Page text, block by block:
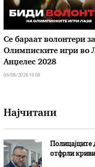
Се бараат волонтери за
Олимписките игри во
Анџелес 2028
06/08/2026 19:08
Најчитани
Полицајците
отфрли